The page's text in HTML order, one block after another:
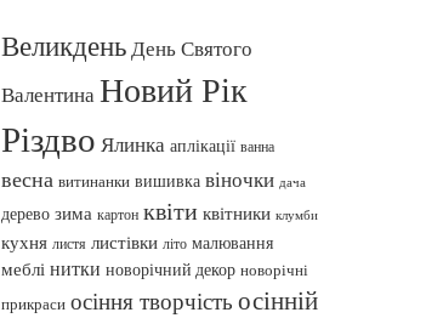
ВеликденьДень Святого
ВалентинаНовий Рік
Різдво Ялинка аплікації ванна
весна витинанки вишивка віночки дача
дерево зима картон квіти квітники клумби
кухня листя листівки літо малювання
меблі нитки новорічний декор новорічні
прикраси осіння творчість осінній